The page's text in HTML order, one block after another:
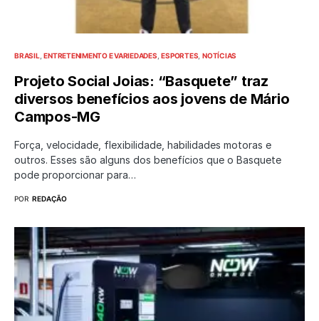
BRASIL ENTRETENIMENTO E VARIEDADES ESPORTES NOTÍCIAS
Projeto Social Joias: “Basquete” traz
diversos benefícios aos jovens de Mário
Campos-MG
Força, velocidade, flexibilidade, habilidades motoras e
outros. Esses são alguns dos benefícios que o Basquete
pode proporcionar para…
POR REDAÇÃO